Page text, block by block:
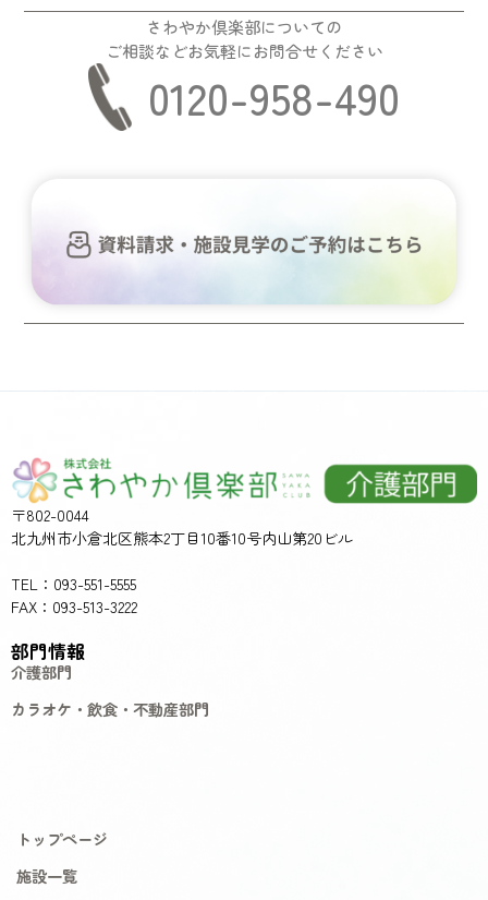
さわやか倶楽部についての
ご相談などお気軽にお問合せください
0120-958-490
〒802-0044
北九州市小倉北区熊本2丁目10番10号内山第20ビル
TEL：093-551-5555
FAX：093-513-3222
部門情報
介護部門
カラオケ・飲食・不動産部門
トップページ
施設一覧